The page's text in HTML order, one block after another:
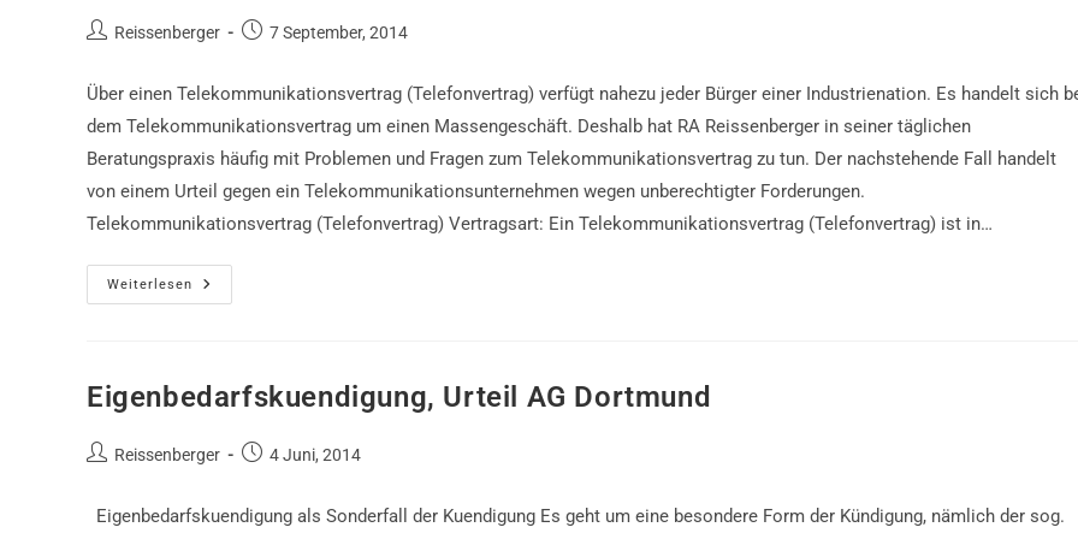
Beitrags-
Reissenberger
Beitrag7 September, 2014
Über einen Telekommunikationsvertrag (Telefonvertrag) verfügt nahezu jeder Bürger einer Industrienation. Es handelt sich
dem Telekommunikationsvertrag um einen Massengeschäft. Deshalb hat RA Reissenberger in seiner täglichen
Beratungspraxis häufig mit Problemen und Fragen zum Telekommunikationsvertrag zu tun. Der nachstehende Fall handelt
von einem Urteil gegen ein Telekommunikationsunternehmen wegen unberechtigter Forderungen.
Telekommunikationsvertrag (Telefonvertrag) Vertragsart: Ein Telekommunikationsvertrag (Telefonvertrag) ist in…
Weiterlesen
Telekommunikationsvertrag,
Urteil
Eigenbedarfskuendigung, Urteil AG Dortmund
Beitrags-
Reissenberger
Beitrag4 Juni, 2014
Eigenbedarfskuendigung als Sonderfall der Kuendigung Es geht um eine besondere Form der Kündigung, nämlich der sog.